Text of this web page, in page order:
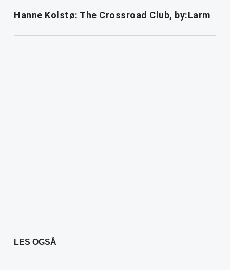
Hanne Kolstø: The Crossroad Club, by:Larm
LES OGSÅ